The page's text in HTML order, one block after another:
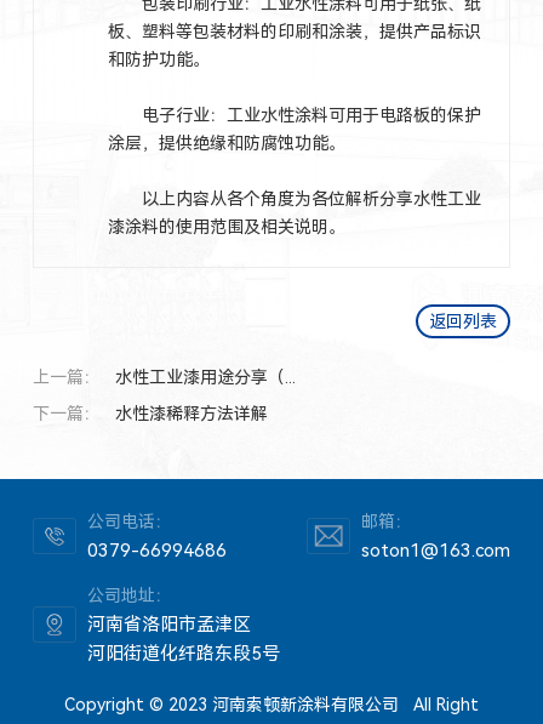
包装印刷行业：工业水性涂料可用于纸张、纸
板、塑料等包装材料的印刷和涂装，提供产品标识
和防护功能。
电子行业：工业水性涂料可用于电路板的保护
涂层，提供绝缘和防腐蚀功能。
以上内容从各个角度为各位解析分享水性工业
漆涂料的使用范围及相关说明。
返回列表
上一篇：
水性工业漆用途分享（...
下一篇：
水性漆稀释方法详解
公司电话：
0379-66994686
邮箱：
soton1@163.com
公司地址：
河南省洛阳市孟津区
河阳街道化纤路东段5号
Copyright © 2023 河南索顿新涂料有限公司 All Right